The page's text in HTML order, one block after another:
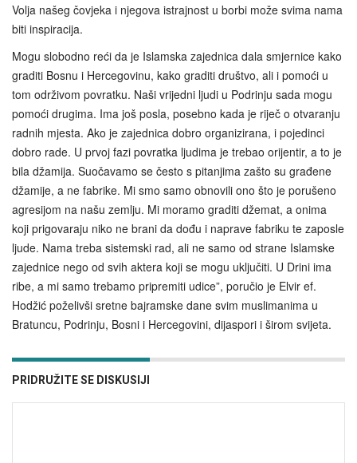
Volja našeg čovjeka i njegova istrajnost u borbi može svima nama
biti inspiracija.
Mogu slobodno reći da je Islamska zajednica dala smjernice kako
graditi Bosnu i Hercegovinu, kako graditi društvo, ali i pomoći u
tom održivom povratku. Naši vrijedni ljudi u Podrinju sada mogu
pomoći drugima. Ima još posla, posebno kada je riječ o otvaranju
radnih mjesta. Ako je zajednica dobro organizirana, i pojedinci
dobro rade. U prvoj fazi povratka ljudima je trebao orijentir, a to je
bila džamija. Suočavamo se često s pitanjima zašto su građene
džamije, a ne fabrike. Mi smo samo obnovili ono što je porušeno
agresijom na našu zemlju. Mi moramo graditi džemat, a onima
koji prigovaraju niko ne brani da dođu i naprave fabriku te zaposle
ljude. Nama treba sistemski rad, ali ne samo od strane Islamske
zajednice nego od svih aktera koji se mogu uključiti. U Drini ima
ribe, a mi samo trebamo pripremiti udice”, poručio je Elvir ef.
Hodžić poželivši sretne bajramske dane svim muslimanima u
Bratuncu, Podrinju, Bosni i Hercegovini, dijaspori i širom svijeta.
PRIDRUŽITE SE DISKUSIJI